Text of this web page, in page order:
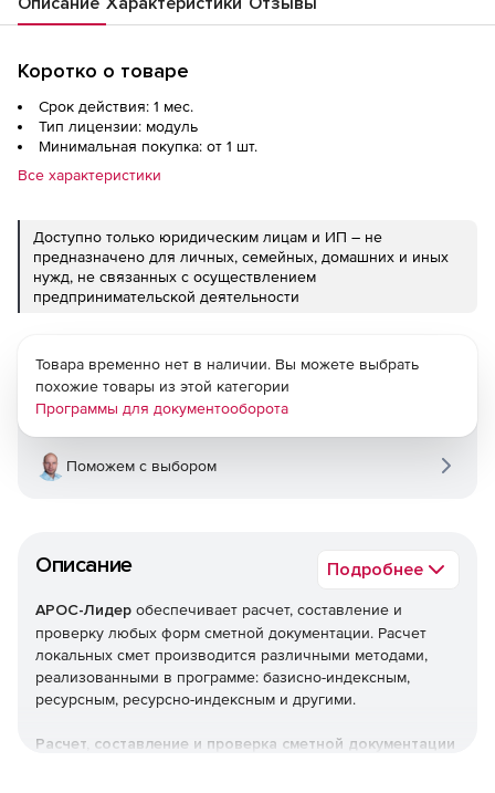
Коротко о товаре
Срок действия: 1 мес.
Тип лицензии: модуль
Минимальная покупка: от 1 шт.
Все характеристики
Доступно только юридическим лицам и ИП – не
предназначено для личных, семейных, домашних и иных
нужд, не связанных с осуществлением
предпринимательской деятельности
Описание Подробнее
АРОС-Лидер обеспечивает расчет, составление и
проверку любых форм сметной документации. Расчет
локальных смет производится различными методами,
реализованными в программе: базисно-индексным,
ресурсным, ресурсно-индексным и другими.
Расчет, составление и проверка сметной документации
Товара временно нет в наличии. Вы можете выбрать
похожие товары из этой категории
Программы для документооборота
Поможем с выбором